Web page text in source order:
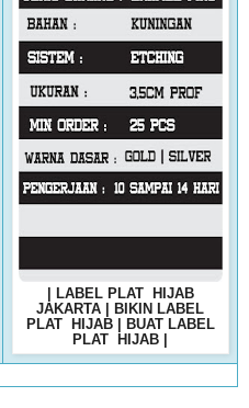
| LABEL PLAT HIJAB
JAKARTA | BIKIN LABEL
PLAT HIJAB | BUAT LABEL
PLAT HIJAB |